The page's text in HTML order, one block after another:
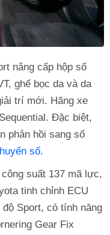
nâng cấp hộp số
ghế bọc da và da
trí mới. Hãng xe
Đặc biệt,
phản hồi sang số
số.
suất 137 mã lực,
tinh chỉnh ECU
Sport, có tính năng
Gear Fix